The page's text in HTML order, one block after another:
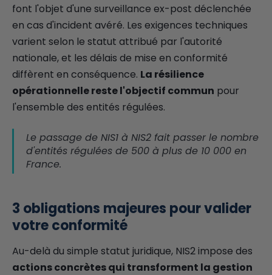
font l'objet d'une surveillance ex-post déclenchée
en cas d'incident avéré. Les exigences techniques
varient selon le statut attribué par l'autorité
nationale, et les délais de mise en conformité
diffèrent en conséquence. La résilience
opérationnelle reste l'objectif commun pour
l'ensemble des entités régulées.
Le passage de NIS1 à NIS2 fait passer le nombre
d'entités régulées de 500 à plus de 10 000 en
France.
3 obligations majeures pour valider
votre conformité
Au-delà du simple statut juridique, NIS2 impose des
actions concrètes qui transforment la gestion